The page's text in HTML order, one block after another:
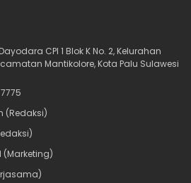
CPI 1 Blok K No. 2, Kelurahan
Mantikolore, Kota Palu Sulawesi
(Redaksi)